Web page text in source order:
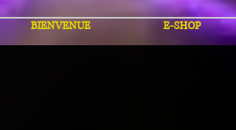
BIENVENUE E-SHOP